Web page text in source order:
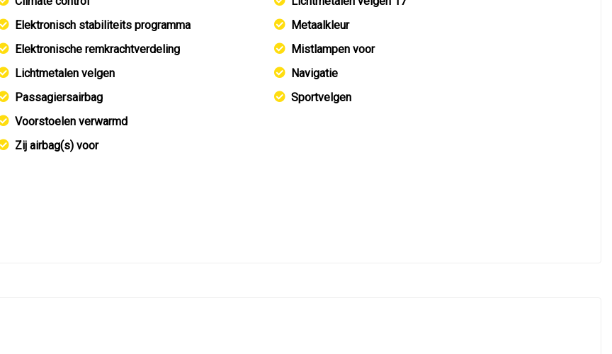
Elektronisch stabiliteits programma
Elektronische remkrachtverdeling
Lichtmetalen velgen
Passagiersairbag
Voorstoelen verwarmd
Zij airbag(s) voor
Metaalkleur
Mistlampen voor
Navigatie
Sportvelgen